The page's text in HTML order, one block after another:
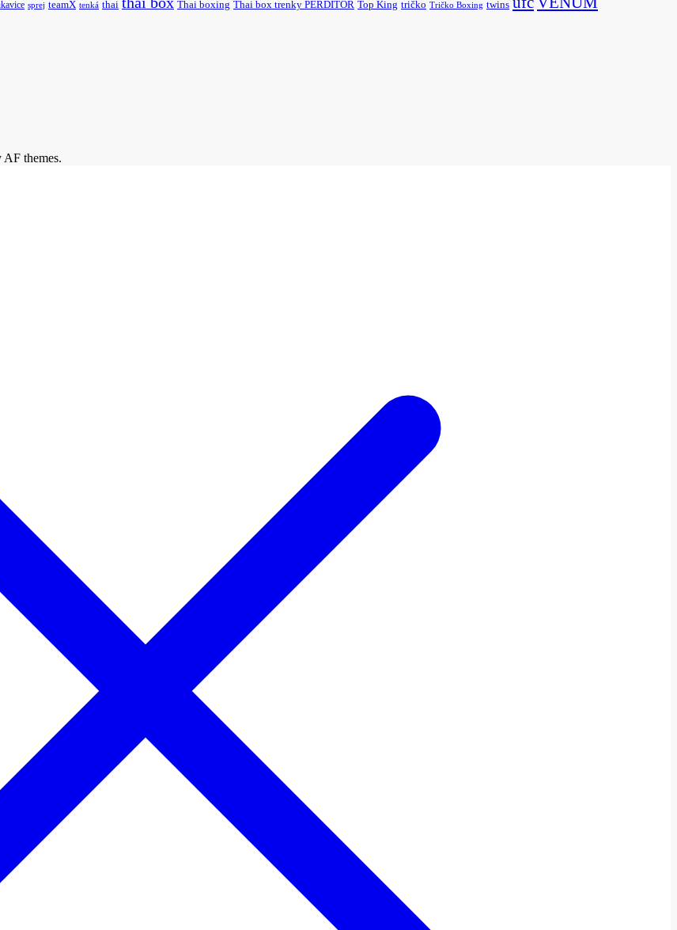
sprej teamX tenká thai Thai boxing Thai box trenky PERDITOR Top King tričko Tričko Boxing twins
AF themes.